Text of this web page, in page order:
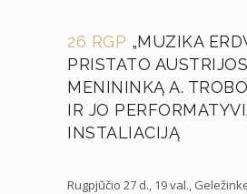
26 RGP „MUZIKA
PRISTATO AUSTRIJOS
MENININKĄ A.
IR JO
INSTALIACIJĄ
Rugpjūčio 27 d., 19 val.,